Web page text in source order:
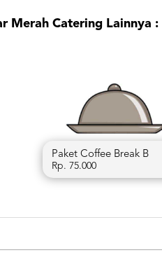
Merah Catering Lainnya :
Paket Coffee Break B
Rp. 75.000